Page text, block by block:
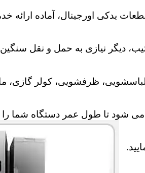
یدکی اورجینال، آماده ارائه
دیگر نیازی به حمل و نقل سنگین
ظرفشویی، کولر گازی،
شود تا طول عمر دستگاه شما را